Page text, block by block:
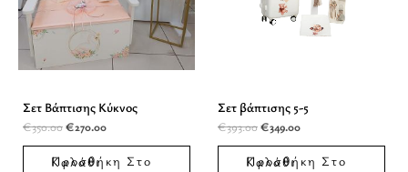
Σετ Βάπτισης Κύκνος
€350.00€270.00
Προσθήκη Στο Καλάθι
Σετ βάπτισης 5-5
€393.00€349.00
Προσθήκη Στο Καλάθι